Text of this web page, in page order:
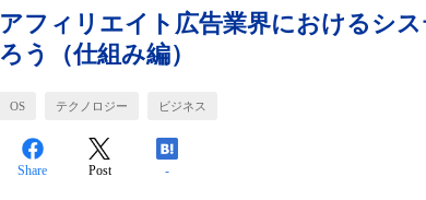
アフィリエイト広告業界におけるシ
ろう（仕組み編）
OS テクノロジー ビジネス
Share Post -